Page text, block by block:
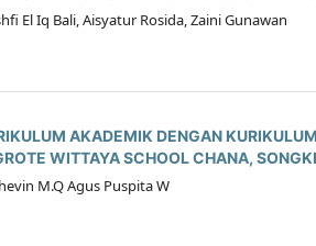
El Iq Bali, Aisyatur Rosida, Zaini Gunawan
AKADEMIK DENGAN
WITTAYA SCHOOL CHANA,
M.Q Agus Puspita W